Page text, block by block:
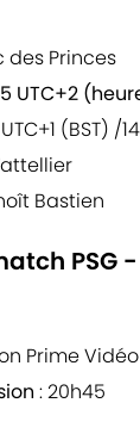
des Princes
UTC+2
(BST) /
Bastien
PSG
Prime Vidéo
: 20h45